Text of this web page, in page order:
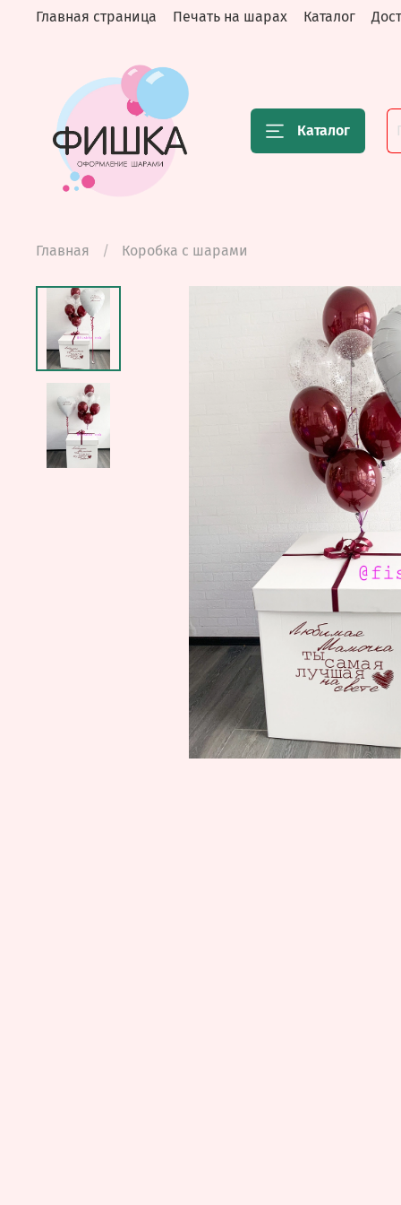
Главная страница Печать на шарах Каталог
Каталог
Главная Коробка с шарами